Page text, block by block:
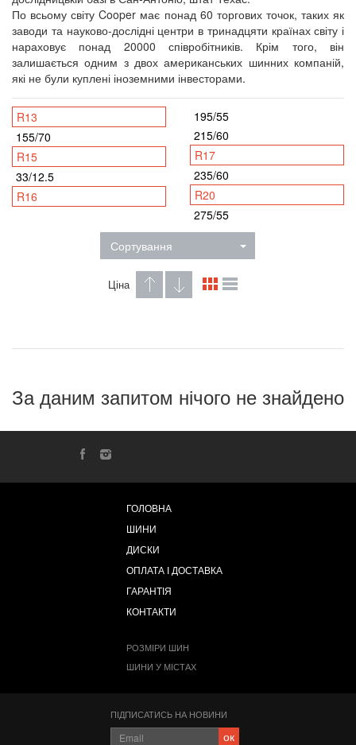
По всьому світу Cooper має понад 60 торгових точок, таких як
заводи та науково-дослідні центри в тринадцяти країнах світу і
нараховує понад 20000 співробітників. Крім того, він
залишається одним з двох американських шинних компаній,
які не були куплені іноземними інвесторами.
R13
155/70
R15
33/12.5
R16
195/55
215/60
R17
235/60
R20
275/55
Сортування
Ціна
За даним запитом нічого не знайдено
ГОЛОВНА
ШИНИ
ДИСКИ
ОПЛАТА І ДОСТАВКА
ГАРАНТІЯ
КОНТАКТИ
РОЗМІРИ ШИН
ШИНИ У МІСТАХ
ПІДПИСАТИСЬ НА НОВИНИ
ок